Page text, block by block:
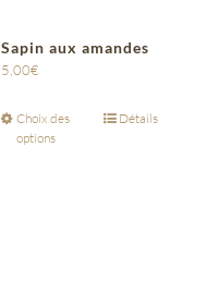
Sapin aux amandes
5,00€
Choix des
options
Détails